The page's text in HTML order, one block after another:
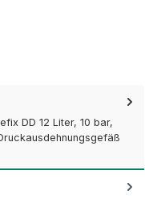
DD 12 Liter, 10 bar,